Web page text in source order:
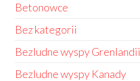
Betonowce
Bez kategorii
Bezludne wyspy Grenlandii
Bezludne wyspy Kanady